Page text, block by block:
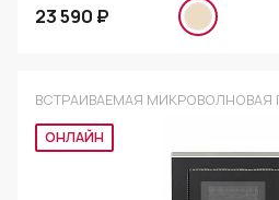
23 590 ₽
ВСТРАИВАЕМАЯ МИКРОВОЛНОВАЯ
ОНЛАЙН